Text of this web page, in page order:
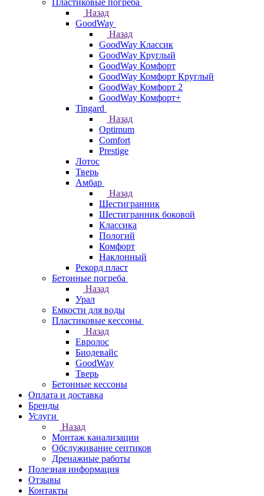
Пластиковые погреба
Назад
GoodWay
Назад
GoodWay Классик
GoodWay Круглый
GoodWay Комфорт
GoodWay Комфорт Круглый
GoodWay Комфорт 2
GoodWay Комфорт+
Tingard
Назад
Optimum
Comfort
Prestige
Лотос
Тверь
Амбар
Назад
Шестигранник
Шестигранник боковой
Классика
Пологий
Комфорт
Наклонный
Рекорд пласт
Бетонные погреба
Назад
Урал
Емкости для воды
Пластиковые кессоны
Назад
Евролос
Биодевайс
GoodWay
Тверь
Бетонные кессоны
Оплата и доставка
Бренды
Услуги
Назад
Монтаж канализации
Обслуживание септиков
Дренажные работы
Полезная информация
Отзывы
Контакты